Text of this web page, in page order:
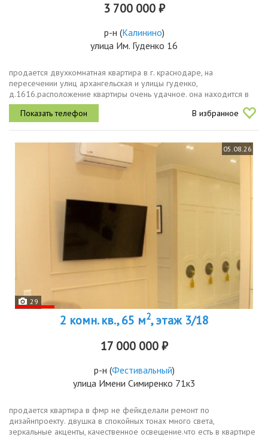
3 700 000 ₽
р-н (Калинино)
улица Им. Гуденко 16
продается двухкомнатная квартира в г. краснодаре, на
пересечении улиц архангельская и улицы гуденко,
д.1616.расположение квартиры очень удачное. она находится в
развитом районе, где есть вся необходимая инфраструктура.
квартира светлая, тёплая....
В избранное
05.08.26
29
2 комн. кв., 65 м2, этаж 3/18
17 000 000 ₽
р-н (Фестивальный)
улица Имени Симиренко 71к3
продается квартира в фмр не фейкделали ремонт по
дизайнпроекту. двушка в спокойных тонах много света,
зеркальные акценты, качественное освещение.что есть в квартире